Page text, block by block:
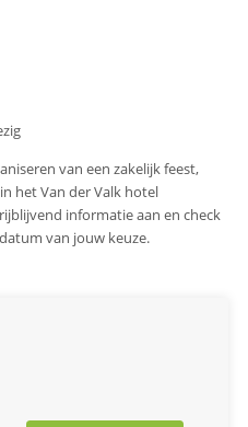
van een zakelijk feest,
het Van der Valk hotel
informatie aan en check
van jouw keuze.